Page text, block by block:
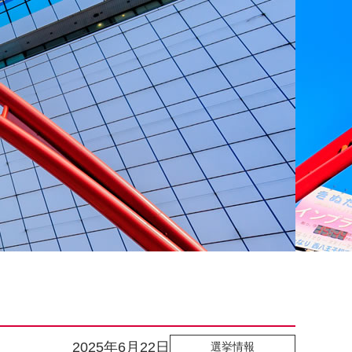
2025年6月22日 選挙情報